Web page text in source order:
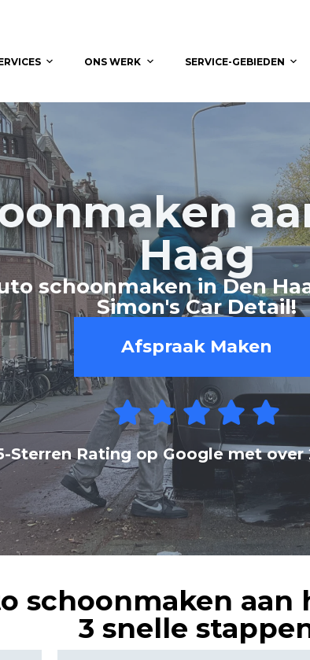
ONS WERK SERVICE-GEBIEDEN
Haag
schoonmaken in Den
Simon's Car Detail!
Afspraak Maken
Sterren Rating op Google met over
schoonmaken aan
3 snelle